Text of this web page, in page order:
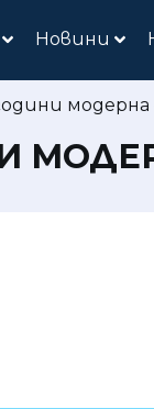
Новини
модерна